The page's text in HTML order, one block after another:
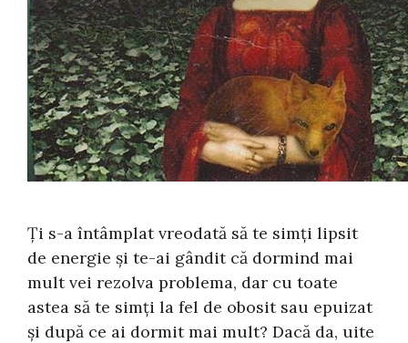
Ți s-a întâmplat vreodată să te simți lipsit
de energie și te-ai gândit că dormind mai
mult vei rezolva problema, dar cu toate
astea să te simți la fel de obosit sau epuizat
și după ce ai dormit mai mult? Dacă da, uite